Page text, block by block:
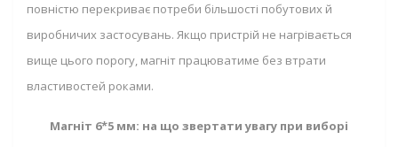
повністю перекриває потреби більшості побутових й
виробничих застосувань. Якщо пристрій не нагрівається
вище цього порогу, магніт працюватиме без втрати
властивостей роками.
Магніт 6*5 мм: на що звертати увагу при виборі